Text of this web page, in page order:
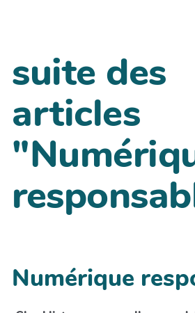
suite des
articles
Numérique